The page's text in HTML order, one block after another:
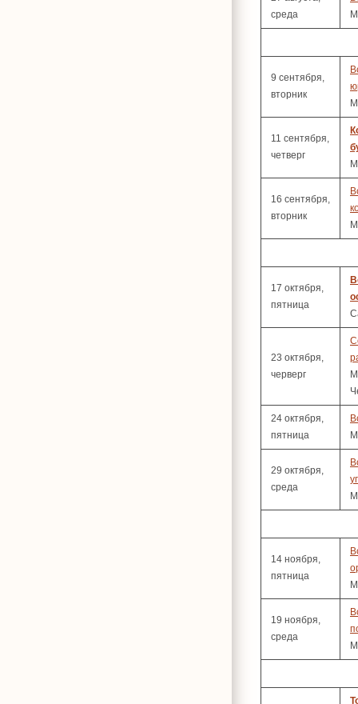
среда
9 сентября,
вторник
11 сентября,
четверг
16 сентября,
вторник
17 октября,
пятница
23 октября,
черверг
24 октября,
пятница
29 октября,
среда
14 ноября,
пятница
19 ноября,
среда